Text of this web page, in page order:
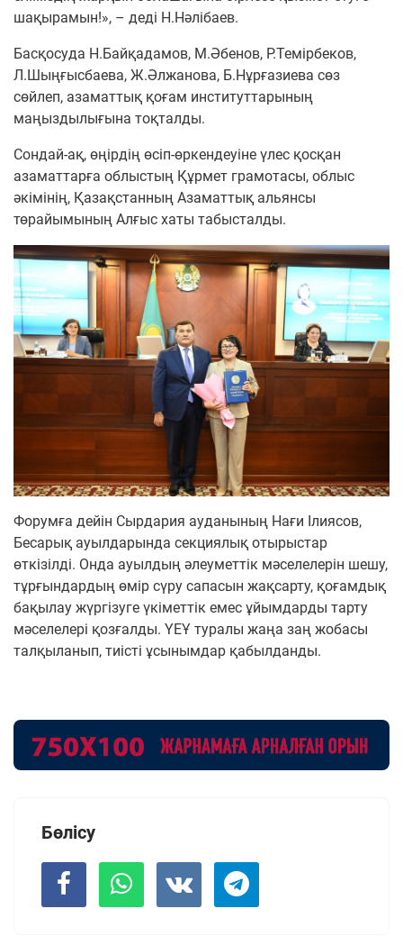
шақырамын!», – деді Н.Нәлібаев.
Басқосуда Н.Байқадамов, М.Әбенов, Р.Темірбеков,
Л.Шыңғысбаева, Ж.Әлжанова, Б.Нұрғазиева сөз
сөйлеп, азаматтық қоғам институттарының
маңыздылығына тоқталды.
​Сондай-ақ, өңірдің өсіп-өркендеуіне үлес қосқан
азаматтарға облыстың Құрмет грамотасы, облыс
әкімінің, Қазақстанның Азаматтық альянсы
төрайымының Алғыс хаты табысталды.
Форумға дейін Сырдария ауданының Нағи Ілиясов,
Бесарық ауылдарында секциялық отырыстар
өткізілді. Онда ауылдың әлеуметтік мәселелерін шешу,
тұрғындардың өмір сүру сапасын жақсарту, қоғамдық
бақылау жүргізуге үкіметтік емес ұйымдарды тарту
мәселелері қозғалды. ҮЕҰ туралы жаңа заң жобасы
талқыланып, тиісті ұсынымдар қабылданды.
Бөлісу